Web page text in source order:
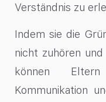
Verständnis zu
Indem sie die
nicht zuhören und
können
Kommunikation